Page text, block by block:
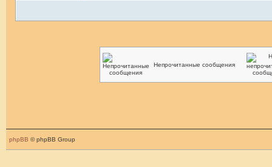
Непрочитанные сообщения
phpBB © phpBB Group